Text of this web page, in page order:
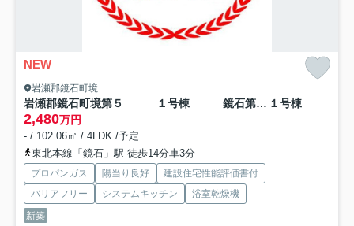
NEW
岩瀬郡鏡石町境
岩瀬郡鏡石町境第５ １号棟 鏡石第１小学校、鏡石中学区 １号棟
2,480万円
- / 102.06㎡ / 4LDK /予定
東北本線「鏡石」駅 徒歩14分車3分
プロパンガス 陽当り良好
建設住宅性能評価書付
バリアフリー
システムキッチン
浴室乾燥機
新築